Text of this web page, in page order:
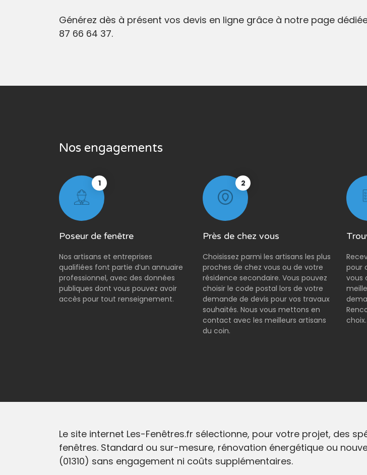
Générez dès à présent vos devis en ligne grâce à notre page
87 66 64 37.
Nos engagements
1
Poseur de fenêtre
Nos artisans et entreprises
qualifiées font partie d’un annuaire
professionnel, avec des données
publiques dont vous pouvez avoir
accès pour tout renseignement.
2
Près de chez vous
Choisissez parmi les artisans les plus
proches de chez vous ou de votre
résidence secondaire. Vous pouvez
choisir le code postal lors de votre
demande de devis pour vos travaux
souhaités. Nous vous mettons en
contact avec les meilleurs artisans
du coin.
pour
vous
choix.
Le site internet Les-Fenêtres.fr sélectionne, pour votre projet, des
fenêtres. Standard ou sur-mesure, rénovation énergétique ou
(01310) sans engagement ni coûts supplémentaires.